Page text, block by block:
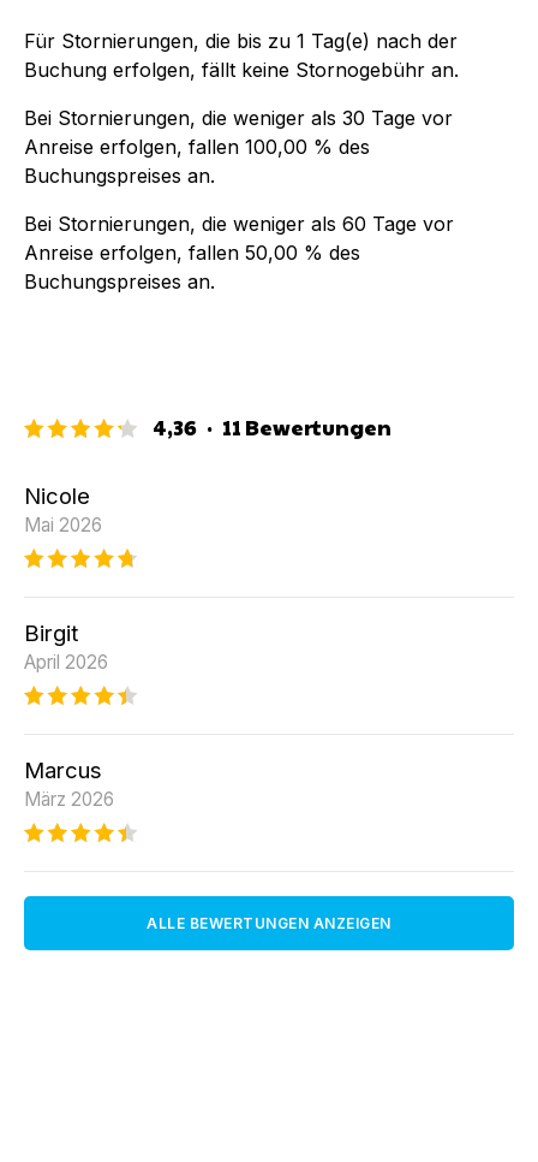
Für Stornierungen, die bis zu 1 Tag(e) nach der
Buchung erfolgen, fällt keine Stornogebühr an.
Bei Stornierungen, die weniger als 30 Tage vor
Anreise erfolgen, fallen 100,00 % des
Buchungspreises an.
Bei Stornierungen, die weniger als 60 Tage vor
Anreise erfolgen, fallen 50,00 % des
Buchungspreises an.
4,36 · 11 Bewertungen
Nicole
Mai 2026
Birgit
April 2026
Marcus
März 2026
ALLE BEWERTUNGEN ANZEIGEN